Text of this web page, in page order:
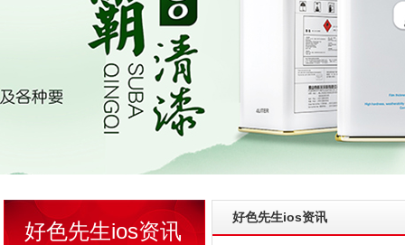
好色先生ios资讯
好色先生ios资讯